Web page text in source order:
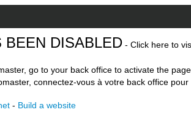
BEEN DISABLED - Click here to
go to your back office to activate the
connectez-vous à votre back office
- Build a website